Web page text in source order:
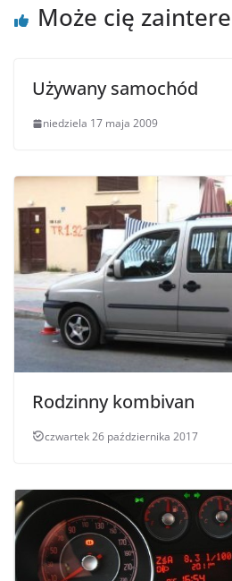
Może cię
Używany samochód
niedziela 17 maja 2009
Rodzinny kombivan
czwartek 26 października 2017